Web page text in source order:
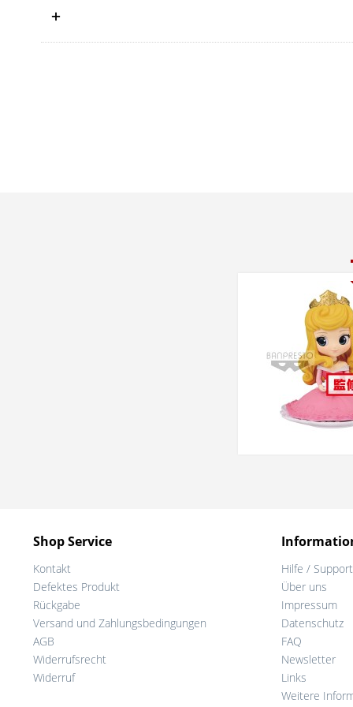
Shop Service
Kontakt
Defektes Produkt
Rückgabe
Versand und Zahlungsbedingungen
AGB
Widerrufsrecht
Widerruf
Hilfe / Support
Über uns
Impressum
Datenschutz
FAQ
Newsletter
Links
Weitere